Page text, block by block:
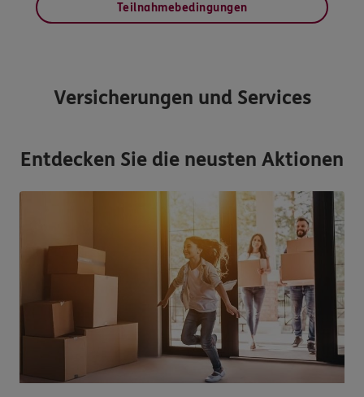
Teilnahmebedingungen
Versicherungen und Services
Entdecken Sie die neusten Aktionen